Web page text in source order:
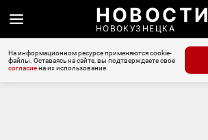
НОВОСТИ
НОВОКУЗНЕЦКА
На информационном ресурсе применяются cookie-
файлы. Оставаясь на сайте, вы подтверждаете свое
согласиена их использование.